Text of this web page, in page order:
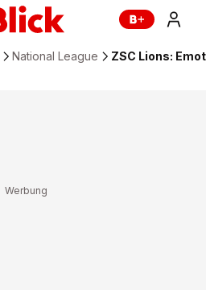
National League ZSC Lions: